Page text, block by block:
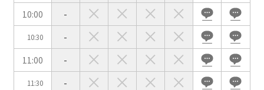
10:00
-
10:30
-
11:00
-
11:30
-
会場の種類
イベントホール 会議室